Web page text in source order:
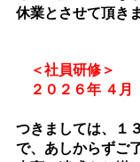
休業とさせて頂き
＜社員研修＞
２０２６年 ４月
つきましては、１
で、あしからずご